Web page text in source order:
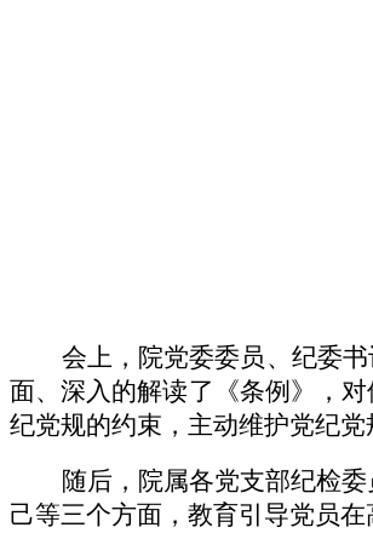
会上，院党委委员、纪委
面、深入的解读了《条例》，
纪党规的约束，主动维护党纪党
随后，院属各党支部纪检
己等三个方面，教育引导党员